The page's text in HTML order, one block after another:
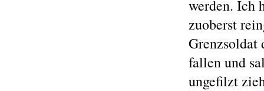
werden. Ich
zuoberst
Grenzsoldat
fallen und
ungefilzt